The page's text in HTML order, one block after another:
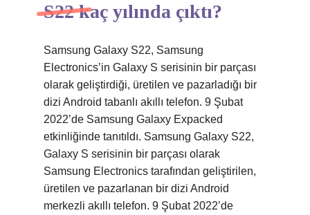
S22 kaç yılında çıktı?
Samsung Galaxy S22, Samsung
Electronics’in Galaxy S serisinin bir parçası
olarak geliştirdiği, üretilen ve pazarladığı bir
dizi Android tabanlı akıllı telefon. 9 Şubat
2022’de Samsung Galaxy Expacked
etkinliğinde tanıtıldı. Samsung Galaxy S22,
Galaxy S serisinin bir parçası olarak
Samsung Electronics tarafından geliştirilen,
üretilen ve pazarlanan bir dizi Android
merkezli akıllı telefon. 9 Şubat 2022’de